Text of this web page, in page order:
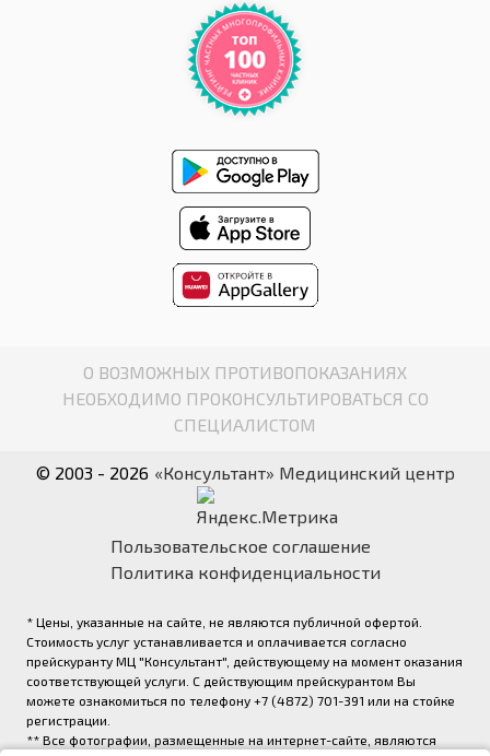
О ВОЗМОЖНЫХ ПРОТИВОПОКАЗАНИЯХ
НЕОБХОДИМО ПРОКОНСУЛЬТИРОВАТЬСЯ СО
СПЕЦИАЛИСТОМ
© 2003 - 2026 «Консультант» Медицинский центр
Пользовательское соглашение
Политика конфиденциальности
* Цены, указанные на сайте, не являются публичной офертой.
Стоимость услуг устанавливается и оплачивается согласно
прейскуранту МЦ "Консультант", действующему на момент оказания
соответствующей услуги. С действующим прейскурантом Вы
можете ознакомиться по телефону +7 (4872) 701-391 или на стойке
регистрации.
** Все фотографии, размещенные на интернет-сайте, являются